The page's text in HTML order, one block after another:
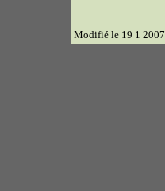
Modifié le 19 1 2007